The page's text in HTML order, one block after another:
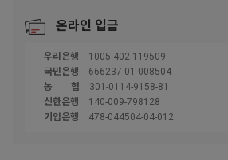
온라인 입금
우리은행
1005-402-119509
국민은행
666237-01-008504
농협301-0114-9158-81
신한은행
140-009-798128
기업은행
478-044504-04-012